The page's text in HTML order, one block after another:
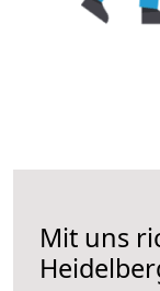
Mit uns